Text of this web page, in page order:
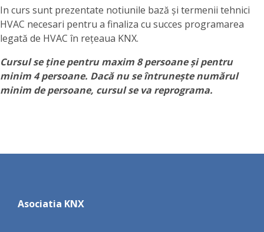
In curs sunt prezentate notiunile bază și termenii tehnici
HVAC necesari pentru a finaliza cu succes programarea
legată de HVAC în rețeaua KNX.
Cursul se ține pentru maxim 8 persoane și pentru
minim 4 persoane. Dacă nu se întrunește numărul
minim de persoane, cursul se va reprograma.
Asociatia KNX